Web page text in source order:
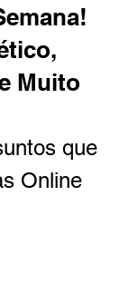
Muito
que
Online